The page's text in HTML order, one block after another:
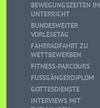
BEWEGUNGSZEITEN IM
UNTERRICHT
BUNDESWEITER
VORLESETAG
FAHRRADFAHRT ZU
WETTBEWERBEN
FITNESS-PARCOURS
FUSSGÄNGERDIPLOM
GOTTESDIENSTE
INTERVIEWS MIT